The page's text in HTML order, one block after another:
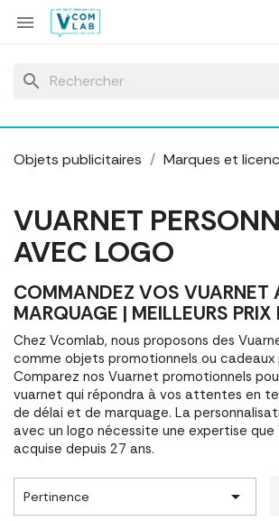

search
Objets publicitaires Marques et
VUARNET
AVEC LOGO
COMMANDEZ VOS VUARNET
MARQUAGE | MEILLEURS
Chez Vcomlab, nous proposons des
comme objets promotionnels ou cadeaux
Comparez nos Vuarnet promotionnels
vuarnet qui répondra à vos attentes en
de délai et de marquage. La
avec un logo nécessite une expertise que
acquise depuis 27 ans.
Pertinence 
Panneau de gestion des cookies